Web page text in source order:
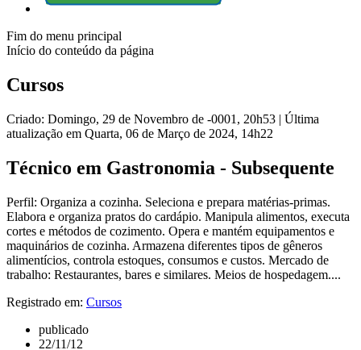
Fim do menu principal
Início do conteúdo da página
Cursos
Criado: Domingo, 29 de Novembro de -0001, 20h53 | Última
atualização em Quarta, 06 de Março de 2024, 14h22
Técnico em Gastronomia - Subsequente
Perfil: Organiza a cozinha. Seleciona e prepara matérias-primas.
Elabora e organiza pratos do cardápio. Manipula alimentos, executa
cortes e métodos de cozimento. Opera e mantém equipamentos e
maquinários de cozinha. Armazena diferentes tipos de gêneros
alimentícios, controla estoques, consumos e custos. Mercado de
trabalho: Restaurantes, bares e similares. Meios de hospedagem....
Registrado em: Cursos
publicado
22/11/12